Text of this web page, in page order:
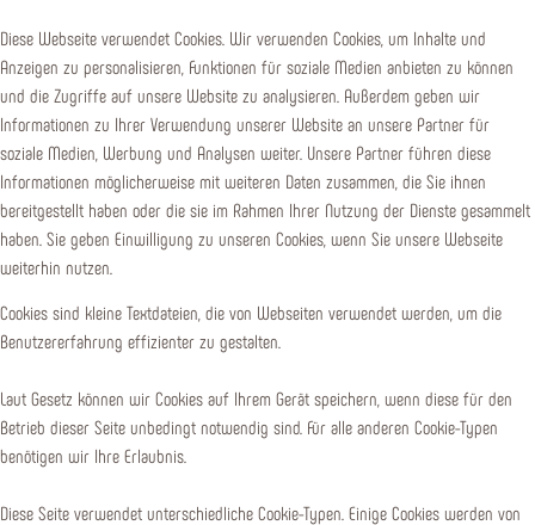
Diese Webseite verwendet Cookies. Wir verwenden Cookies, um Inhalte und
Anzeigen zu personalisieren, Funktionen für soziale Medien anbieten zu können
und die Zugriffe auf unsere Website zu analysieren. Außerdem geben wir
Informationen zu Ihrer Verwendung unserer Website an unsere Partner für
soziale Medien, Werbung und Analysen weiter. Unsere Partner führen diese
Informationen möglicherweise mit weiteren Daten zusammen, die Sie ihnen
bereitgestellt haben oder die sie im Rahmen Ihrer Nutzung der Dienste gesammelt
haben. Sie geben Einwilligung zu unseren Cookies, wenn Sie unsere Webseite
weiterhin nutzen.
Cookies sind kleine Textdateien, die von Webseiten verwendet werden, um die
Benutzererfahrung effizienter zu gestalten.
Laut Gesetz können wir Cookies auf Ihrem Gerät speichern, wenn diese für den
Betrieb dieser Seite unbedingt notwendig sind. Für alle anderen Cookie-Typen
benötigen wir Ihre Erlaubnis.
Diese Seite verwendet unterschiedliche Cookie-Typen. Einige Cookies werden von